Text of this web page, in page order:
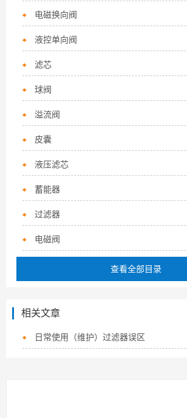
电磁换向阀
液控单向阀
滤芯
球阀
溢流阀
皮囊
液压滤芯
蓄能器
过滤器
电磁阀
查看全部目录
相关文章
日常使用（维护）过滤器误区